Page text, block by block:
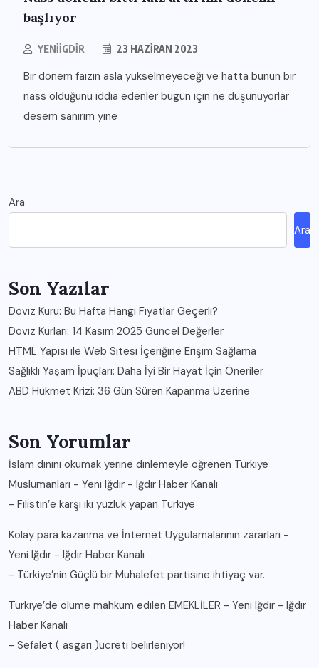
başlıyor
YENIIGDIR 23 HAZIRAN 2023
Bir dönem faizin asla yükselmeyeceği ve hatta bunun bir
nass olduğunu iddia edenler bugün için ne düşünüyorlar
desem sanırım yine
Ara
Ara
Son Yazılar
Döviz Kuru: Bu Hafta Hangi Fiyatlar Geçerli?
Döviz Kurları: 14 Kasım 2025 Güncel Değerler
HTML Yapısı ile Web Sitesi İçeriğine Erişim Sağlama
Sağlıklı Yaşam İpuçları: Daha İyi Bir Hayat İçin Öneriler
ABD Hükmet Krizi: 36 Gün Süren Kapanma Üzerine
Son Yorumlar
İslam dinini okumak yerine dinlemeyle öğrenen Türkiye
Müslümanları - Yeni Iğdır - Iğdır Haber Kanalı
- Filistin’e karşı iki yüzlük yapan Türkiye
Kolay para kazanma ve İnternet Uygulamalarının zararları -
Yeni Iğdır - Iğdır Haber Kanalı
- Türkiye’nin Güçlü bir Muhalefet partisine ihtiyaç var.
Türkiye’de ölüme mahkum edilen EMEKLİLER - Yeni Iğdır - Iğdır
Haber Kanalı
- Sefalet ( asgari )ücreti belirleniyor!